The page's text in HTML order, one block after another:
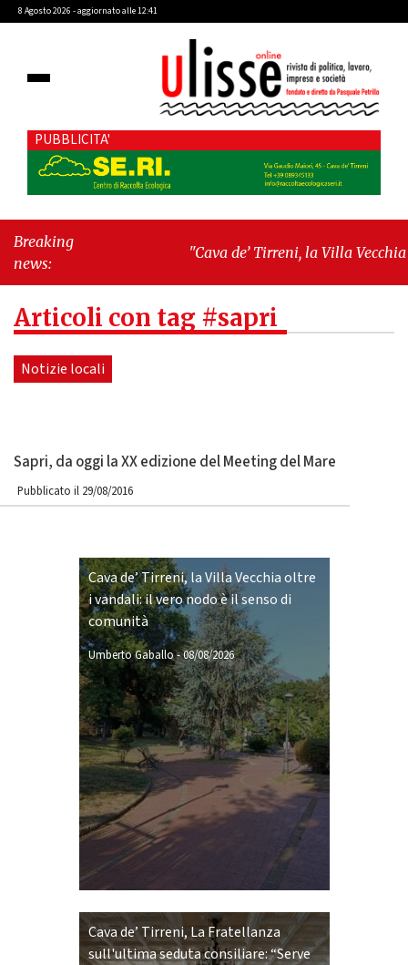
8 Agosto 2026 - aggiornato alle 12:41
PUBBLICITA'
Breaking
news:
"Cava de’ Tirreni, la Villa Vecchia
Fratellanza sull'ultima seduta
consiliare: “Serve chiarezza!”"
Articoli con tag #sapri
Notizie locali
Sapri, da oggi la XX edizione del Meeting del Mare
Pubblicato il 29/08/2016
Cava de’ Tirreni, la Villa Vecchia oltre
i vandali: il vero nodo è il senso di
comunità
Umberto Gaballo-08/08/2026
Cava de’ Tirreni, La Fratellanza
sull'ultima seduta consiliare: “Serve